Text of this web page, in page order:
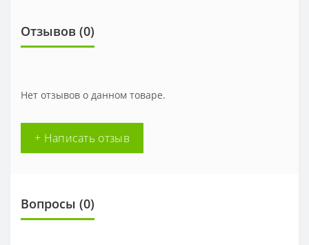
Отзывов (0)
Нет отзывов о данном товаре.
+ Написать отзыв
Вопросы (0)